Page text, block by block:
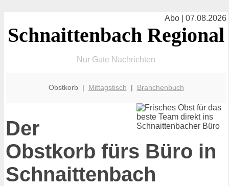
Abo | 07.08.2026
Schnaittenbach Regional
Nur Gute Nachrichten
Obstkorb | Mittagstisch | Branchenbuch
Der
Obstkorb fürs Büro in
Schnaittenbach